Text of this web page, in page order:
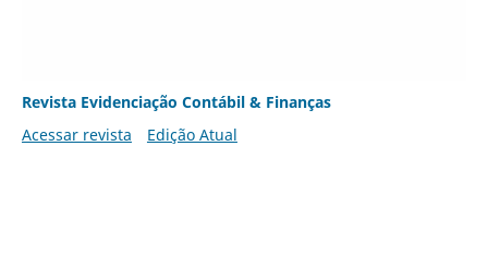
Revista Evidenciação Contábil & Finanças
Acessar revista
Edição Atual